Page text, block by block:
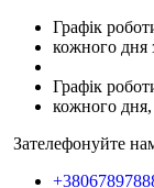
Графік
кожного дня
Графік
кожного дня,
Зателефонуйте